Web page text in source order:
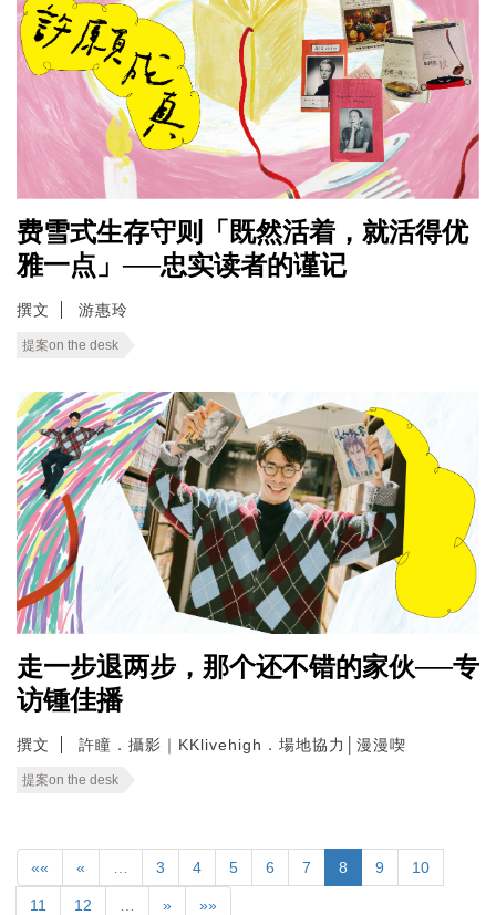
费雪式生存守则「既然活着，就活得优
雅一点」──忠实读者的谨记
撰文 游惠玲
提案on the desk
走一步退两步，那个还不错的家伙──专
访锺佳播
撰文 許瞳．攝影｜KKlivehigh．場地協力│漫漫喫
提案on the desk
«« « 3 4 5 6 7 8 9 10
11 12 » »»